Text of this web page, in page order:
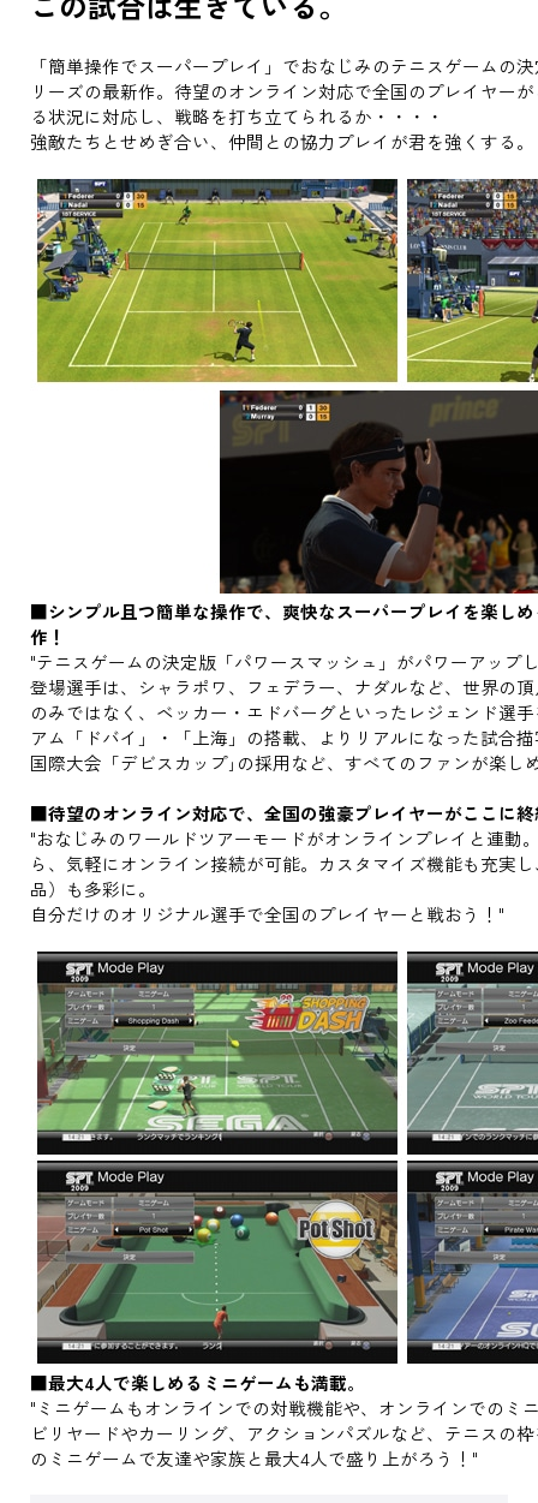
「簡単操作でスーパープレイ」でおなじみのテニスゲームの
リーズの最新作。待望のオンライン対応で全国のプレイヤー
る状況に対応し、戦略を打ち立てられるか・・・・
強敵たちとせめぎ合い、仲間との協力プレイが君を強くする。
■シンプル且つ簡単な操作で、爽快なスーパープレイを楽し
作！
"テニスゲームの決定版「パワースマッシュ」がパワーアップ
登場選手は、シャラポワ、フェデラー、ナダルなど、世界の
のみではなく、ベッカー・エドバーグといったレジェンド選
アム「ドバイ」・「上海」の搭載、よりリアルになった試合
国際大会「デビスカップ｣の採用など、すべてのファンが楽し
■待望のオンライン対応で、全国の強豪プレイヤーがここに
"おなじみのワールドツアーモードがオンラインプレイと連動
ら、気軽にオンライン接続が可能。カスタマイズ機能も充実
品）も多彩に。
自分だけのオリジナル選手で全国のプレイヤーと戦おう！"
■最大4人で楽しめるミニゲームも満載。
"ミニゲームもオンラインでの対戦機能や、オンラインでのミ
ビリヤードやカーリング、アクションパズルなど、テニスの
のミニゲームで友達や家族と最大4人で盛り上がろう！"